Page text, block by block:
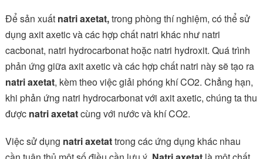
Để sản xuất natri axetat,trong phòng thí nghiệm, có thể sử
dụng axit axetic và các hợp chất natri khác như natri
cacbonat, natri hydrocarbonat hoặc natri hydroxit. Quá trình
phản ứng giữa axit axetic và các hợp chất natri này sẽ tạo ra
natri axetat, kèm theo việc giải phóng khí CO2. Chẳng hạn,
khi phản ứng natri hydrocarbonat với axit axetic, chúng ta thu
được natri axetatcùng với nước và khí CO2.
Việc sử dụng natri axetattrong các ứng dụng khác nhau